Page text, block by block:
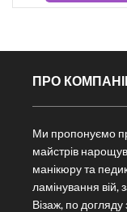
ПРО
Ми пропонуємо
майстрів
манікюру та
ламінування вій,
Візаж, по